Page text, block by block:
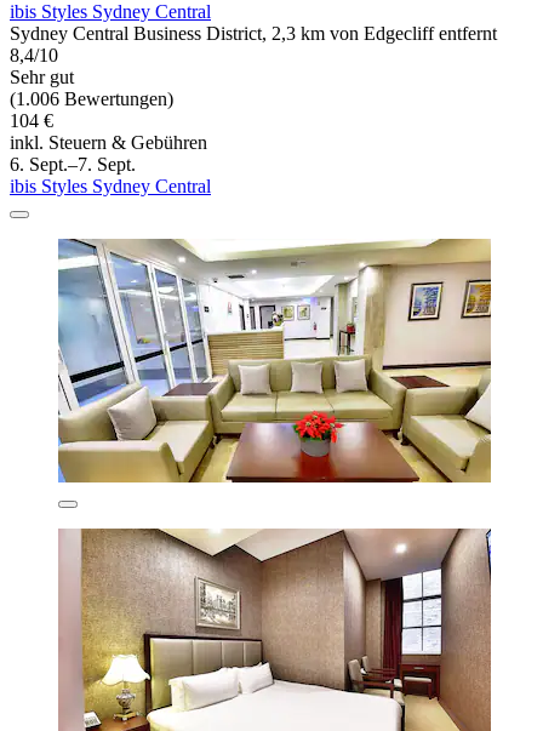
ibis Styles Sydney Central
Sydney Central Business District, 2,3 km von Edgecliff entfernt
8,4/10
Sehr gut
(1.006 Bewertungen)
104 €
inkl. Steuern & Gebühren
6. Sept.–7. Sept.
ibis Styles Sydney Central